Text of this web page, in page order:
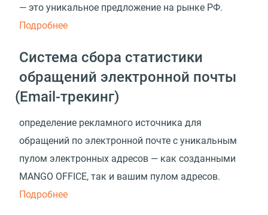
— это уникальное предложение на рынке РФ.
Подробнее
Система сбора статистики
обращений электронной почты
(Email-трекинг)
определение рекламного источника для
обращений по электронной почте с уникальным
пулом электронных адресов — как созданными
MANGO OFFICE, так и вашим пулом адресов.
Подробнее